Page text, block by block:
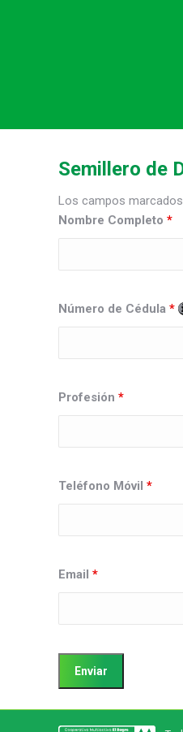
Semillero de
Los campos
Nombre Completo *
Número de Cédula *
Profesión *
Teléfono Móvil *
Email *